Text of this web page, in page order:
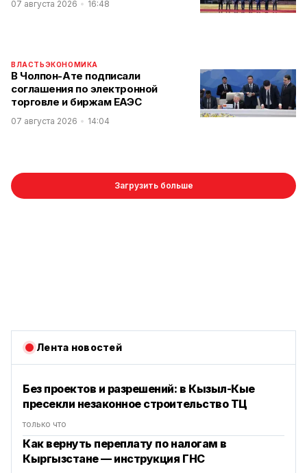
07 августа 2026 16:48
ВЛАСТЬЭКОНОМИКА
В Чолпон-Ате подписали
соглашения по электронной
торговле и биржам ЕАЭС
07 августа 2026 14:04
Загрузить больше
Лента новостей
Без проектов и разрешений: в Кызыл-Кые
пресекли незаконное строительство ТЦ
только что
Как вернуть переплату по налогам в
Кыргызстане — инструкция ГНС